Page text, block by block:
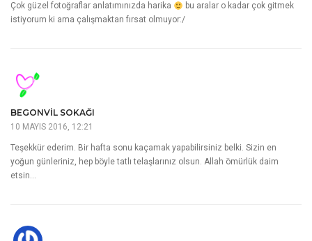
Çok güzel fotoğraflar anlatımınızda harika
bu aralar o kadar çok gitmek
istiyorum ki ama çalışmaktan fırsat olmuyor:/
BEGONVIL SOKAĞI
10 MAYIS 2016, 12:21
Teşekkür ederim. Bir hafta sonu kaçamak yapabilirsiniz belki. Sizin en
yoğun günleriniz, hep böyle tatlı telaşlarınız olsun. Allah ömürlük daim
etsin…